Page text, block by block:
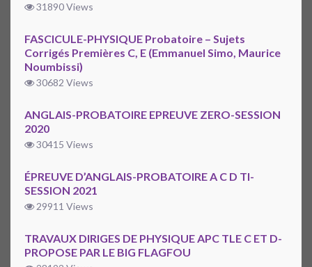
31890 Views
FASCICULE-PHYSIQUE Probatoire – Sujets
Corrigés Premières C, E (Emmanuel Simo, Maurice
Noumbissi)
30682 Views
ANGLAIS-PROBATOIRE EPREUVE ZERO-SESSION
2020
30415 Views
ÉPREUVE D’ANGLAIS-PROBATOIRE A C D TI-
SESSION 2021
29911 Views
TRAVAUX DIRIGES DE PHYSIQUE APC TLE C ET D-
PROPOSE PAR LE BIG FLAGFOU